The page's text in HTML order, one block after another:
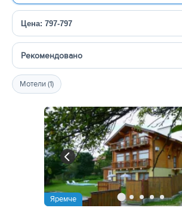
Цена: 797-797
Сортировка
Мотели (1)
Яремче